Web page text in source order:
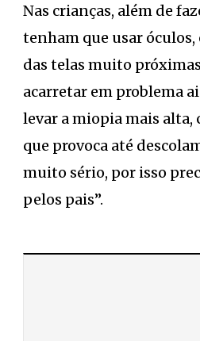
Nas crianças, além de
tenham que usar óculos,
das telas muito
acarretar em problema
levar a miopia mais alta,
que provoca até
muito sério, por isso
pelos pais”.